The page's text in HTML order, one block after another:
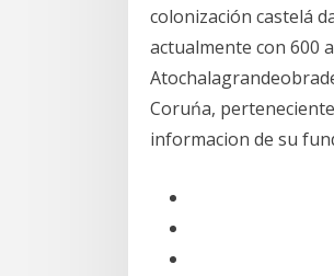
colonización castelá
actualmente con 600
Coruńa,
informacion de su